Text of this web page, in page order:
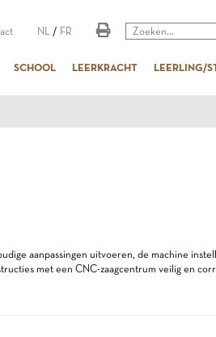
NL / FR
SCHOOL LEERKRACHT LEERLING/
aanpassingen uitvoeren, de machine
met een CNC-zaagcentrum veilig en